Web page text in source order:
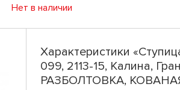
Нет в наличии
Характеристики
099, 2113-15, Калина,
РАЗБОЛТОВКА, КОВАНАЯ